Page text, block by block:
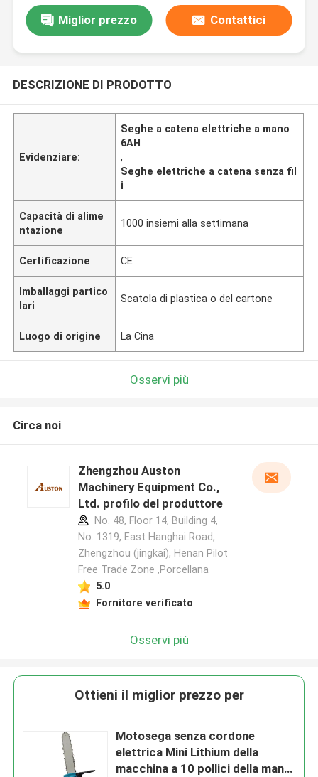
Lasciate un messaggio
Miglior prezzo Contattici
DESCRIZIONE DI PRODOTTO
Evidenziare:
Seghe a catena elettriche a mano
6AH
,
Seghe elettriche a catena senza fil
i
Capacità di alime
ntazione
1000 insiemi alla settimana
Certificazione CE
Imballaggi partico
lari
Scatola di plastica o del cartone
Luogo di origine La Cina
Osservi più
Circa noi
Zhengzhou Auston
Machinery Equipment Co.,
Ltd. profilo del produttore
No. 48, Floor 14, Building 4,
No. 1319, East Hanghai Road,
Zhengzhou (jingkai), Henan Pilot
Free Trade Zone ,Porcellana
5.0
Fornitore verificato
Osservi più
Ottieni il miglior prezzo per
Motosega senza cordone
elettrica Mini Lithium della
macchina a 10 pollici della mano